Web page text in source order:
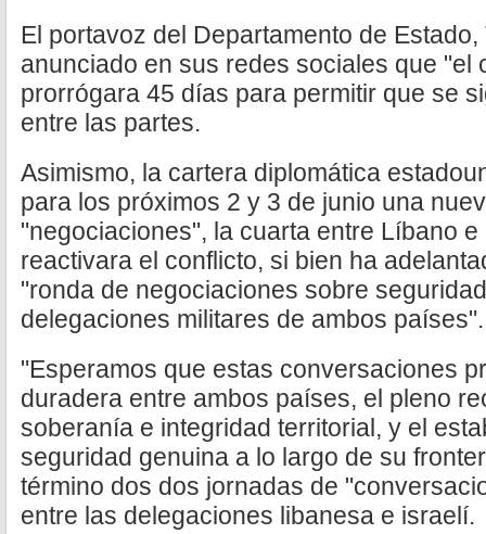
El portavoz del Departamento de Estado,
anunciado en sus redes sociales que "el
prorrógara 45 días para permitir que se
entre las partes.
Asimismo, la cartera diplomática
para los próximos 2 y 3 de junio una
"negociaciones", la cuarta entre Líbano
reactivara el conflicto, si bien ha
"ronda de negociaciones sobre
delegaciones militares de ambos países".
"Esperamos que estas conversaciones
duradera entre ambos países, el pleno
soberanía e integridad territorial, y el
seguridad genuina a lo largo de su
término dos dos jornadas de
entre las delegaciones libanesa e israelí.